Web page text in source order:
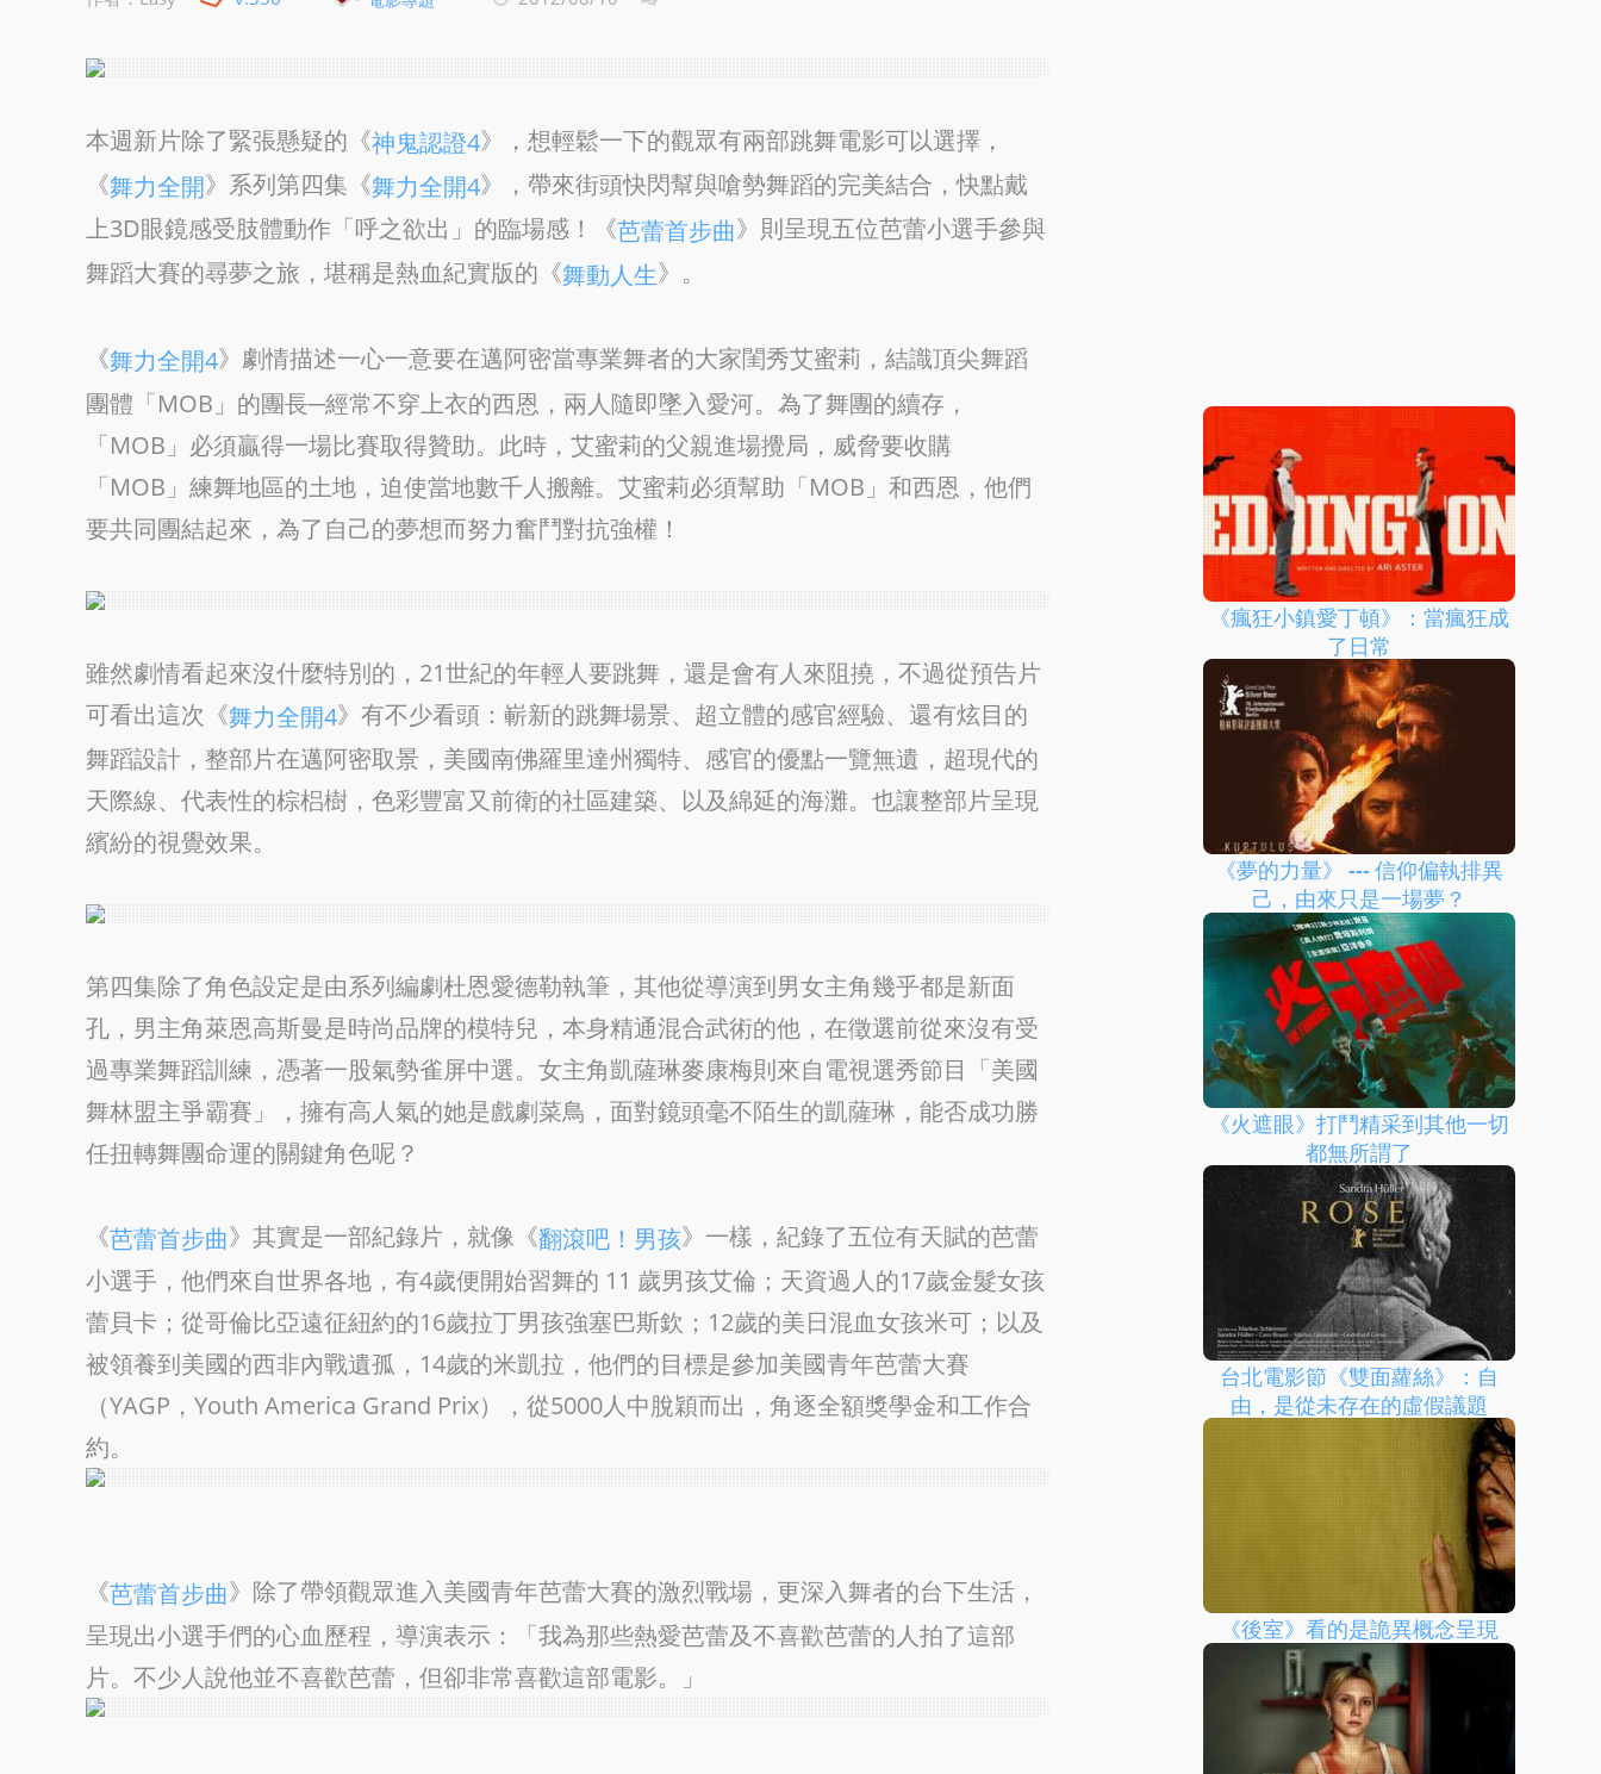
本週新片除了緊張懸疑的《神鬼認證4》，想輕鬆一下的觀眾有兩部跳舞電影可以選擇，
《舞力全開》系列第四集《舞力全開4》，帶來街頭快閃幫與嗆勢舞蹈的完美結合，快點戴
上3D眼鏡感受肢體動作「呼之欲出」的臨場感！《芭蕾首步曲》則呈現五位芭蕾小選手參與
舞蹈大賽的尋夢之旅，堪稱是熱血紀實版的《舞動人生》。
《舞力全開4》劇情描述一心一意要在邁阿密當專業舞者的大家閨秀艾蜜莉，結識頂尖舞蹈
團體「MOB」的團長─經常不穿上衣的西恩，兩人隨即墜入愛河。為了舞團的續存，
「MOB」必須贏得一場比賽取得贊助。此時，艾蜜莉的父親進場攪局，威脅要收購
「MOB」練舞地區的土地，迫使當地數千人搬離。艾蜜莉必須幫助「MOB」和西恩，他們
要共同團結起來，為了自己的夢想而努力奮鬥對抗強權！
雖然劇情看起來沒什麼特別的，21世紀的年輕人要跳舞，還是會有人來阻撓，不過從預告片
可看出這次《舞力全開4》有不少看頭：嶄新的跳舞場景、超立體的感官經驗、還有炫目的
舞蹈設計，整部片在邁阿密取景，美國南佛羅里達州獨特、感官的優點一覽無遺，超現代的
天際線、代表性的棕梠樹，色彩豐富又前衛的社區建築、以及綿延的海灘。也讓整部片呈現
繽紛的視覺效果。
第四集除了角色設定是由系列編劇杜恩愛德勒執筆，其他從導演到男女主角幾乎都是新面
孔，男主角萊恩高斯曼是時尚品牌的模特兒，本身精通混合武術的他，在徵選前從來沒有受
過專業舞蹈訓練，憑著一股氣勢雀屏中選。女主角凱薩琳麥康梅則來自電視選秀節目「美國
舞林盟主爭霸賽」，擁有高人氣的她是戲劇菜鳥，面對鏡頭毫不陌生的凱薩琳，能否成功勝
任扭轉舞團命運的關鍵角色呢？
《芭蕾首步曲》其實是一部紀錄片，就像《翻滾吧！男孩》一樣，紀錄了五位有天賦的芭蕾
小選手，他們來自世界各地，有4歲便開始習舞的 11 歲男孩艾倫；天資過人的17歲金髮女孩
蕾貝卡；從哥倫比亞遠征紐約的16歲拉丁男孩強塞巴斯欽；12歲的美日混血女孩米可；以及
被領養到美國的西非內戰遺孤，14歲的米凱拉，他們的目標是參加美國青年芭蕾大賽
（YAGP，Youth America Grand Prix），從5000人中脫穎而出，角逐全額獎學金和工作合
約。
《芭蕾首步曲》除了帶領觀眾進入美國青年芭蕾大賽的激烈戰場，更深入舞者的台下生活，
呈現出小選手們的心血歷程，導演表示：「我為那些熱愛芭蕾及不喜歡芭蕾的人拍了這部
片。不少人說他並不喜歡芭蕾，但卻非常喜歡這部電影。」
《瘋狂小鎮愛丁頓》：當瘋狂成
了日常
《夢的力量》 --- 信仰偏執排異
己，由來只是一場夢？
《火遮眼》打鬥精采到其他一切
都無所謂了
台北電影節《雙面蘿絲》：自
由，是從未存在的虛假議題
《後室》看的是詭異概念呈現